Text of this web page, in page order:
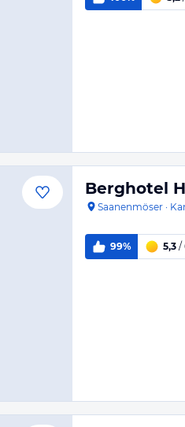
Berghotel
Saanenmöser ·
99% 5,3 /